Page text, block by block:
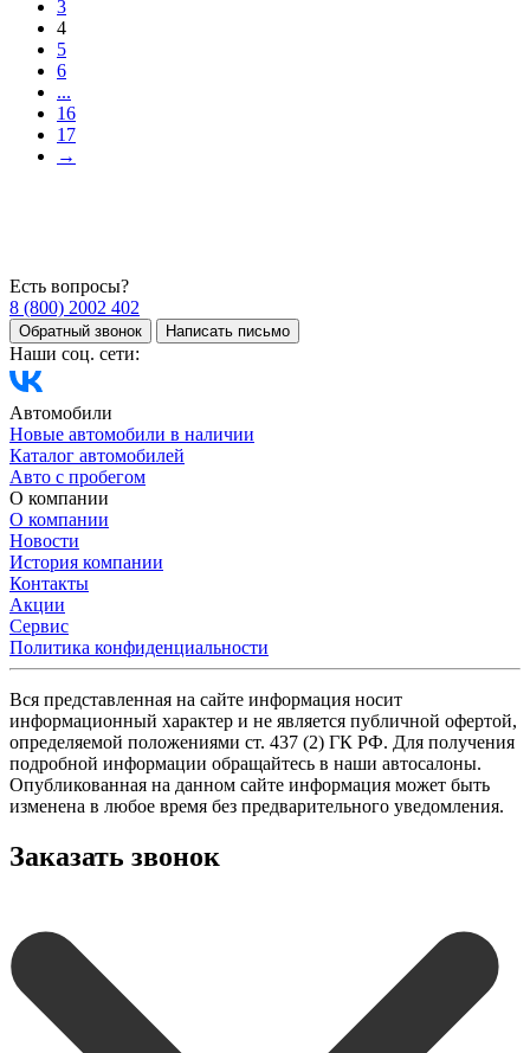
3
4
5
6
...
16
17
→
Есть вопросы?
8 (800) 2002 402
Обратный звонок Написать письмо
Наши соц. сети:
Автомобили
Новые автомобили в наличии
Каталог автомобилей
Авто с пробегом
О компании
О компании
Новости
История компании
Контакты
Акции
Сервис
Политика конфиденциальности
Вся представленная на сайте информация носит
информационный характер и не является публичной офертой,
определяемой положениями ст. 437 (2) ГК РФ. Для получения
подробной информации обращайтесь в наши автосалоны.
Опубликованная на данном сайте информация может быть
изменена в любое время без предварительного уведомления.
Заказать звонок